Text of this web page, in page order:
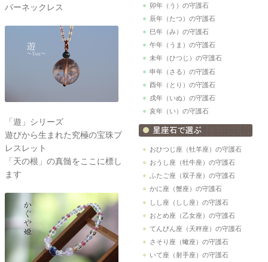
バーネックレス
「遊」シリーズ
遊びから生まれた究極の宝珠ブ
レスレット
「天の根」の真髄をここに標し
ます
卯年（う）の守護石
辰年（たつ）の守護石
巳年（み）の守護石
午年（うま）の守護石
未年（ひつじ）の守護石
申年（さる）の守護石
酉年（とり）の守護石
戌年（いぬ）の守護石
亥年（い）の守護石
おひつじ座（牡羊座）の守護石
おうし座（牡牛座）の守護石
ふたご座（双子座）の守護石
かに座（蟹座）の守護石
しし座（しし座）の守護石
おとめ座（乙女座）の守護石
てんびん座（天秤座）の守護石
さそり座（蠍座）の守護石
いて座（射手座）の守護石